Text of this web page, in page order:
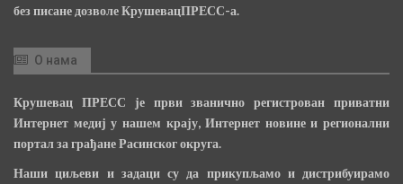
без писане дозволе КрушевацПРЕСС-а.
О нама
Крушевац ПРЕСС је први званично регистрован приватни
Интернет медиј у нашем крају, Интернет новине и регионални
портал за грађане Расинског округа.
Наши циљеви и задаци су да прикупљамо и дистрибуирамо